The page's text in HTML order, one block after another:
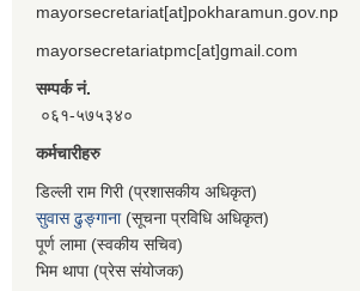
mayorsecretariat[at]pokharamun.gov.np
mayorsecretariatpmc[at]gmail.com
सम्पर्क नं.
०६१-५७५३४०
कर्मचारीहरु
डिल्ली राम गिरी (प्रशासकीय अधिकृत)
सुवास ढुङ्गाना(सूचना प्रविधि अधिकृत)
पूर्ण लामा (स्वकीय सचिव)
भिम थापा (प्रेस संयोजक)